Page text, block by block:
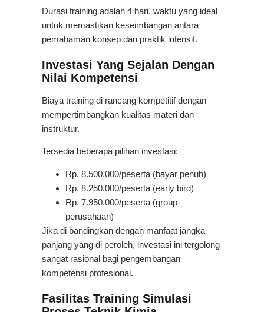
Durasi training adalah 4 hari, waktu yang ideal
untuk memastikan keseimbangan antara
pemahaman konsep dan praktik intensif.
Investasi Yang Sejalan Dengan
Nilai Kompetensi
Biaya training di rancang kompetitif dengan
mempertimbangkan kualitas materi dan
instruktur.
Tersedia beberapa pilihan investasi:
Rp. 8.500.000/peserta (bayar penuh)
Rp. 8.250.000/peserta (early bird)
Rp. 7.950.000/peserta (group
perusahaan)
Jika di bandingkan dengan manfaat jangka
panjang yang di peroleh, investasi ini tergolong
sangat rasional bagi pengembangan
kompetensi profesional.
Fasilitas Training Simulasi